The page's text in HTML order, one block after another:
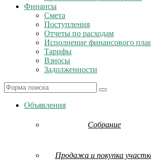
Финансы
Смета
Поступления
Отчеты по расходам
Исполнение финансового
Тарифы
Взносы
Задолженности
Search
Объявления
Собрание
Продажа и покупка